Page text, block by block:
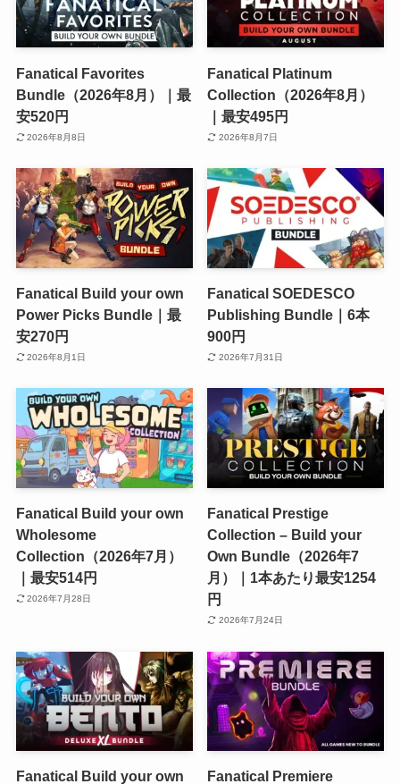
Fanatical Favorites
Bundle（2026年8月）｜最
安520円
2026年8月8日
Fanatical Platinum
Collection（2026年8月）
｜最安495円
2026年8月7日
Fanatical Build your own
Power Picks Bundle｜最
安270円
2026年8月1日
Fanatical SOEDESCO
Publishing Bundle｜6本
900円
2026年7月31日
Fanatical Build your own
Wholesome
Collection（2026年7月）
｜最安514円
2026年7月28日
Fanatical Prestige
Collection – Build your
Own Bundle（2026年7
月）｜1本あたり最安1254
円
2026年7月24日
Fanatical Build your own
Fanatical Premiere